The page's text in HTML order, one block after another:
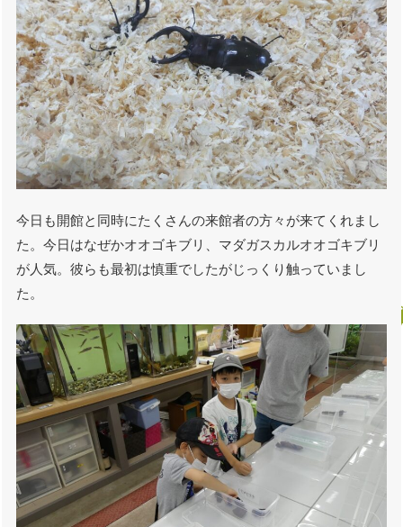
今日も開館と同時にたくさんの来館者の方々が来てくれまし
た。今日はなぜかオオゴキブリ、マダガスカルオオゴキブリ
が人気。彼らも最初は慎重でしたがじっくり触っていまし
た。